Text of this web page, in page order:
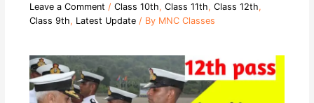
Leave a Comment / Class 10th, Class 11th, Class 12th,
Class 9th, Latest Update/ By MNC Classes